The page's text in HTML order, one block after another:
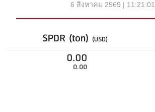
6 สิงหาคม 2569 | 11:21:01
SPDR (ton) (USD)
0.00
0.00